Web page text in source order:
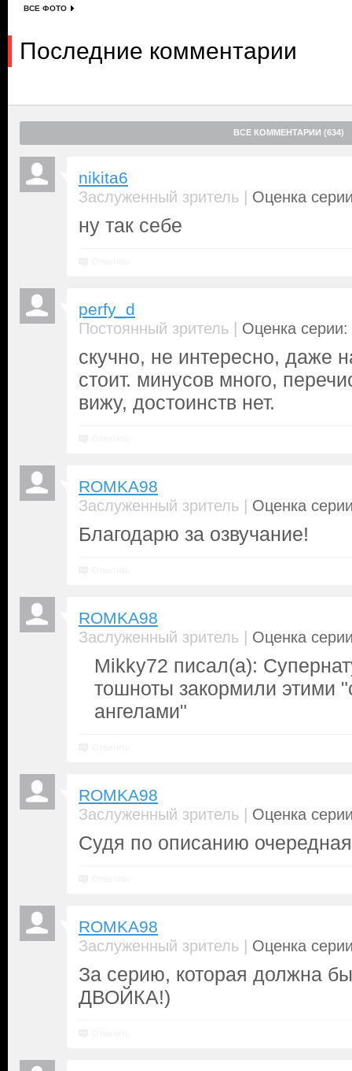
ВСЕ ФОТО
Последние комментарии
ВСЕ КОММЕНТАРИИ (634)
nikita6
Заслуженный зритель | Оценка
ну так себе
perfy_d
Постоянный зритель | Оценка серии:
скучно, не интересно, даже
стоит. минусов много,
вижу, достоинств нет.
ROMKA98
Заслуженный зритель | Оценка
Благодарю за озвучание!
ROMKA98
Заслуженный зритель | Оценка
Mikky72 писал(а):
тошноты закормили этими
ангелами"
ROMKA98
Заслуженный зритель | Оценка
Судя по описанию
ROMKA98
Заслуженный зритель | Оценка
За серию, которая должна
ДВОЙКА!)